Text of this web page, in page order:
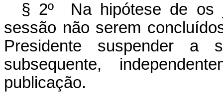
§ 2º Na hipótese de os
sessão não serem
Presidente suspender
subsequente,
publicação.